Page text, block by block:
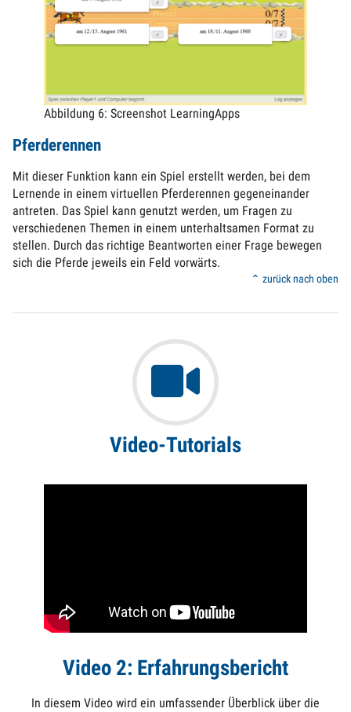
Abbildung 6: Screenshot LearningApps
Pferderennen
Mit dieser Funktion kann ein Spiel erstellt werden, bei dem
Lernende in einem virtuellen Pferderennen gegeneinander
antreten. Das Spiel kann genutzt werden, um Fragen zu
verschiedenen Themen in einem unterhaltsamen Format zu
stellen. Durch das richtige Beantworten einer Frage bewegen
sich die Pferde jeweils ein Feld vorwärts.
⌃ zurück nach oben
Video-Tutorials
Video 2: Erfahrungsbericht
In diesem Video wird ein umfassender Überblick über die